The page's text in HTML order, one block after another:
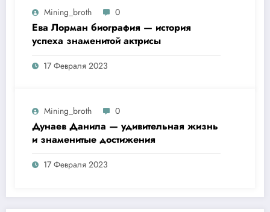
Mining_broth 0
Ева Лорман биография — история
успеха знаменитой актрисы
17 Февраля 2023
Mining_broth 0
Дунаев Данила — удивительная жизнь
и знаменитые достижения
17 Февраля 2023